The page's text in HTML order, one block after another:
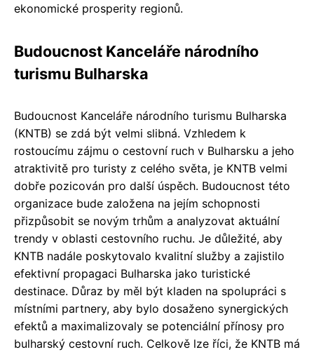
ekonomické prosperity regionů.
Budoucnost Kanceláře národního
turismu Bulharska
Budoucnost Kanceláře národního turismu Bulharska
(KNTB) se zdá být velmi slibná. Vzhledem k
rostoucímu zájmu o cestovní ruch v Bulharsku a jeho
atraktivitě pro turisty z celého světa, je KNTB velmi
dobře pozicován pro další úspěch. Budoucnost této
organizace bude založena na jejím schopnosti
přizpůsobit se novým trhům a analyzovat aktuální
trendy v oblasti cestovního ruchu. Je důležité, aby
KNTB nadále poskytovalo kvalitní služby a zajistilo
efektivní propagaci Bulharska jako turistické
destinace. Důraz by měl být kladen na spolupráci s
místními partnery, aby bylo dosaženo synergických
efektů a maximalizovaly se potenciální přínosy pro
bulharský cestovní ruch. Celkově lze říci, že KNTB má